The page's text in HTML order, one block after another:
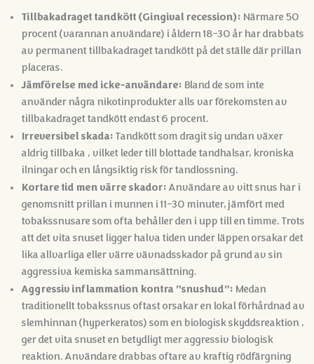
Tillbakadraget tandkött (Gingival recession): Närmare 50
procent (varannan användare) i åldern 18–30 år har drabbats
av permanent tillbakadraget tandkött på det ställe där prillan
placeras.
Jämförelse med icke-användare: Bland de som inte
använder några nikotinprodukter alls var förekomsten av
tillbakadraget tandkött endast 6 procent.
Irreversibel skada: Tandkött som dragit sig undan växer
aldrig tillbaka , vilket leder till blottade tandhalsar, kroniska
ilningar och en långsiktig risk för tandlossning.
Kortare tid men värre skador: Användare av vitt snus har i
genomsnitt prillan i munnen i 11–30 minuter, jämfört med
tobakssnusare som ofta behåller den i upp till en timme. Trots
att det vita snuset ligger halva tiden under läppen orsakar det
lika allvarliga eller värre vävnadsskador på grund av sin
aggressiva kemiska sammansättning.
Aggressiv inflammation kontra ”snushud”: Medan
traditionellt tobakssnus oftast orsakar en lokal förhårdnad av
slemhinnan (hyperkeratos) som en biologisk skyddsreaktion ,
ger det vita snuset en betydligt mer aggressiv biologisk
reaktion. Användare drabbas oftare av kraftig rödfärgning